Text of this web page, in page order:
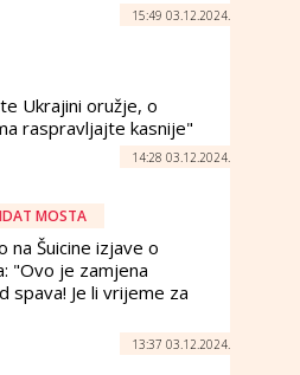
15:49 03.12.2024.
Ukrajini oružje, o
raspravljajte kasnije"
14:28 03.12.2024.
MOSTA
na Šuicine izjave o
"Ovo je zamjena
spava! Je li vrijeme za
13:37 03.12.2024.